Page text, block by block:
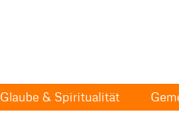
Glaube & Spiritualität